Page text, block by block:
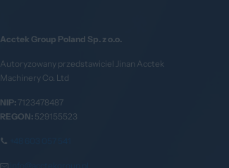
Acctek Group Poland Sp. z o.o.
Autoryzowany przedstawiciel Jinan Acctek
Machinery Co. Ltd
NIP:7123478487
REGON:529155523